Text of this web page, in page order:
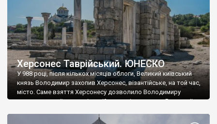
Херсонес Таврійський. ЮНЕСКО
У 988 році, після кількох місяців облоги, Великий київський
князь Володимир захопив Херсонес, візантійське, на той час,
місто. Саме взяття Херсонесу дозволило Володимиру
диктувати свої умови візантійському імператору Василю ІІ, та
Херсонесі Володимир-язичник, став Василем-християнином.